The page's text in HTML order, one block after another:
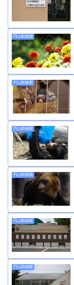
円山動物園
円山動物園
円山動物園
円山動物園
円山動物園
円山動物園